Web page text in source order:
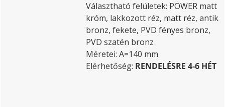
Választható felületek: POWER matt
króm, lakkozott réz, matt réz, antik
bronz, fekete, PVD fényes bronz,
PVD szatén bronz
Méretei: A=140 mm
Elérhetőség: RENDELÉSRE 4-6 HÉT